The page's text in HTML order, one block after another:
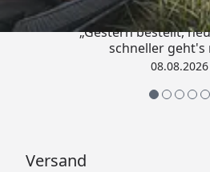
„Gestern bestellt, heute geliefert,
schneller geht's
08.08.2026
Versand